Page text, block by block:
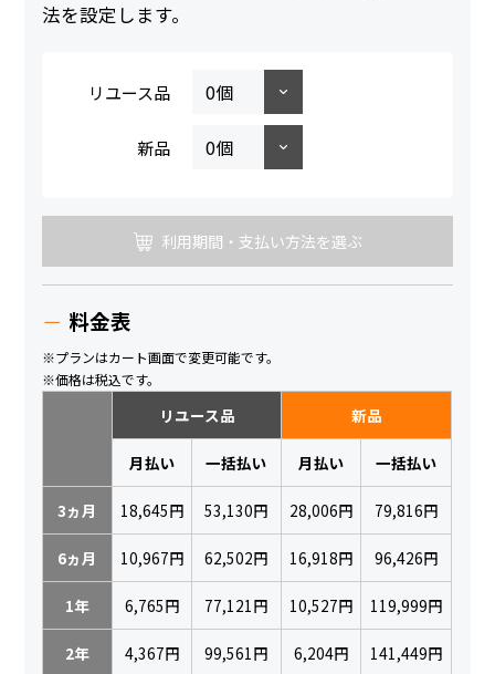
法を設定します。
リユース品
新品
利用期間・支払い方法を選ぶ
料金表
※プランはカート画面で変更可能です。
※価格は税込です。
リユース品 新品
月払い 一括払い 月払い 一括払い
3ヵ月 18,645円 53,130円 28,006円 79,816円
6ヵ月 10,967円 62,502円 16,918円 96,426円
1年 6,765円 77,121円 10,527円 119,999円
2年 4,367円 99,561円 6,204円 141,449円